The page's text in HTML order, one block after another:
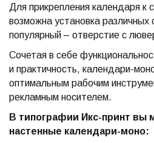
Для прикрепления календаря к
возможна установка
популярный – отверстие с
Сочетая в себе
и практичность, календари-
оптимальным рабочим
рекламным носителем.
В типографии Икс-принт вы
настенные календари-моно: